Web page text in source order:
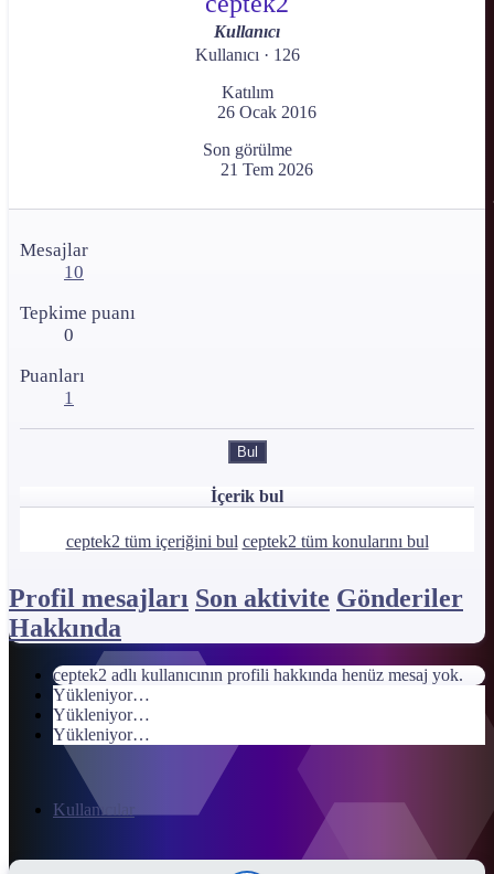
Kullanıcı
Kullanıcı · 126
Katılım
26 Ocak 2016
Son görülme
21 Tem 2026
Mesajlar
10
Tepkime puanı
0
Puanları
1
Bul
İçerik bul
ceptek2 tüm içeriğini bul ceptek2 tüm konularını bul
Profil mesajları Son aktivite Gönderiler
Hakkında
ceptek2 adlı kullanıcının profili hakkında henüz mesaj yok.
Yükleniyor…
Yükleniyor…
Yükleniyor…
Kullanıcılar